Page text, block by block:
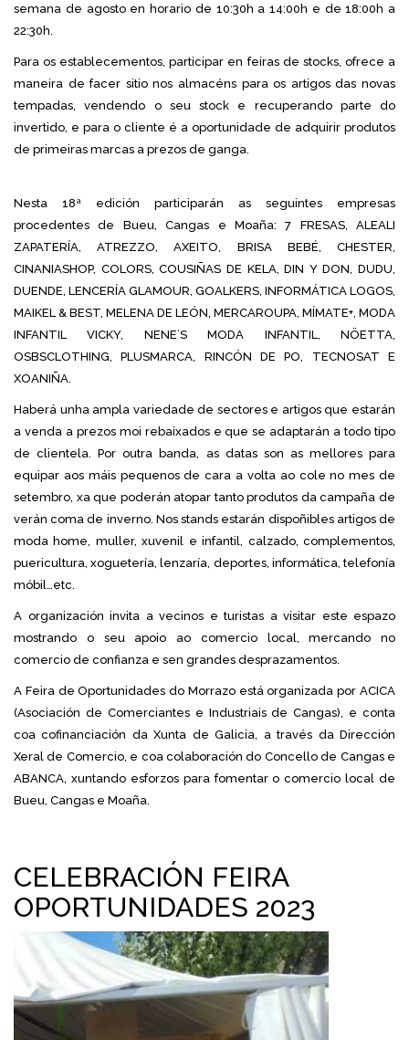
semana de agosto en horario de 10:30h a 14:00h e de 18:00h a
22:30h.
Para os establecementos, participar en feiras de stocks, ofrece a
maneira de facer sitio nos almacéns para os artigos das novas
tempadas, vendendo o seu stock e recuperando parte do
invertido, e para o cliente é a oportunidade de adquirir produtos
de primeiras marcas a prezos de ganga.
Nesta 18ª edición participarán as seguintes empresas
procedentes de Bueu, Cangas e Moaña: 7 FRESAS, ALEALI
ZAPATERÍA, ATREZZO, AXEITO, BRISA BEBÉ, CHESTER,
CINANIASHOP, COLORS, COUSIÑAS DE KELA, DIN Y DON, DUDU,
DUENDE, LENCERÍA GLAMOUR, GOALKERS, INFORMÁTICA LOGOS,
MAIKEL & BEST, MELENA DE LEÓN, MERCAROUPA, MÍMATE+, MODA
INFANTIL VICKY, NENE´S MODA INFANTIL, NÖETTA,
OSBSCLOTHING, PLUSMARCA, RINCÓN DE PO, TECNOSAT E
XOANIÑA.
Haberá unha ampla variedade de sectores e artigos que estarán
a venda a prezos moi rebaixados e que se adaptarán a todo tipo
de clientela. Por outra banda, as datas son as mellores para
equipar aos máis pequenos de cara a volta ao cole no mes de
setembro, xa que poderán atopar tanto produtos da campaña de
verán coma de inverno. Nos stands estarán dispoñibles artigos de
moda home, muller, xuvenil e infantil, calzado, complementos,
puericultura, xoguetería, lenzaría, deportes, informática, telefonía
móbil…etc.
A organización invita a vecinos e turistas a visitar este espazo
mostrando o seu apoio ao comercio local, mercando no
comercio de confianza e sen grandes desprazamentos.
A Feira de Oportunidades do Morrazo está organizada por ACICA
(Asociación de Comerciantes e Industriais de Cangas), e conta
coa cofinanciación da Xunta de Galicia, a través da Dirección
Xeral de Comercio, e coa colaboración do Concello de Cangas e
ABANCA, xuntando esforzos para fomentar o comercio local de
Bueu, Cangas e Moaña.
CELEBRACIÓN FEIRA
OPORTUNIDADES 2023